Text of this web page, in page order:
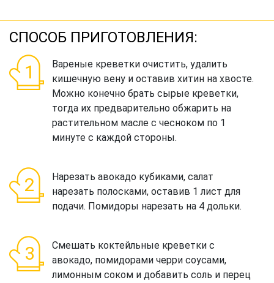
СПОСОБ ПРИГОТОВЛЕНИЯ:
Вареные креветки очистить, удалить
кишечную вену и оставив хитин на хвосте.
Можно конечно брать сырые креветки,
тогда их предварительно обжарить на
растительном масле с чесноком по 1
минуте с каждой стороны.
Нарезать авокадо кубиками, салат
нарезать полосками, оставив 1 лист для
подачи. Помидоры нарезать на 4 дольки.
Смешать коктейльные креветки с
авокадо, помидорами черри соусами,
лимонным соком и добавить соль и перец